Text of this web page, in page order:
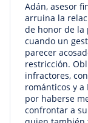
Adán, asesor
arruina la
de honor de la
cuando un
parecer
restricción.
infractores,
románticos y
por haberse
confrontar a